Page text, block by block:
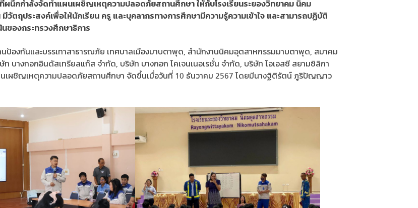
นึกกำลังจัดทำแผนเผชิญเหตุความปลอดภัยสถานศึกษา ให้กับโรงเรียนระยองวิทยาคม นิคม
ถุประสงค์เพื่อให้นักเรียน ครู และบุคลากรทางการศึกษามีความรู้ความเข้าใจ และสามารถปฏิบัติ
ของกระทรวงศึกษาธิการ
ป้องกันและบรรเทาสาธารณภัย เทศบาลเมืองมาบตาพุด, สำนักงานนิคมอุตสาหกรรมมาบตาพุด, สมาคม
บางกอกอินดัสเทรียลแก๊ส จำกัด, บริษัท บางกอก โคเจนเนอเรชั่น จำกัด, บริษัท โอเอสซี สยามซิลิกา
เผชิญเหตุความปลอดภัยสถานศึกษา จัดขึ้นเมื่อวันที่ 10 ธันวาคม 2567 โดยมีนางฐิติรัตน์ ภูริปัญญาว